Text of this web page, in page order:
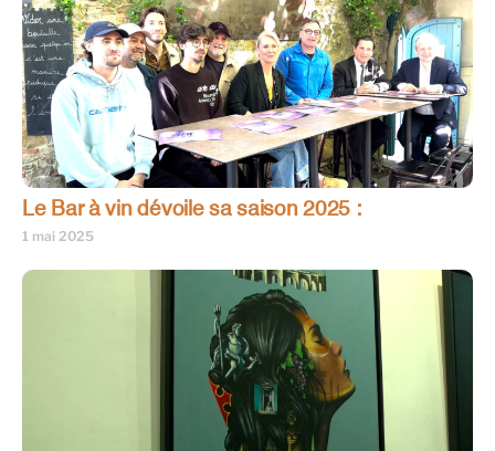
Le Bar à vin dévoile sa saison 2025 :
1 mai 2025